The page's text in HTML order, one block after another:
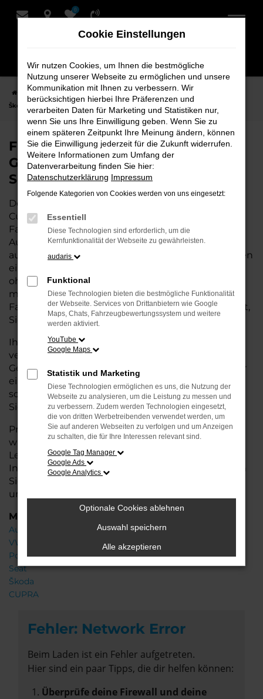
Zum
0
Startseite Cuxhaven Škoda Škoda Octavia
Finden Sie Ihren
Škoda Octavia Gebrauchtwagen für Cuxhaven bei Schmidt + Koch
Finden Sie Ihren Škoda Octavia
Gebrauchtwagen für Cuxhaven bei
Schmidt + Koch
Der Škoda Octavia ist die perfekte Wahl für alle in
Cuxhaven, die ein zuverlässiges und modernes
Fahrzeug suchen.Mit seiner erstklassigen
Ausstattung, der niedrigen Laufleistung und der
ausgezeichneten Pflege ist dieser Gebrauchtwagen
eine kostengünstige Alternative zum Neuwagen,
ohne auf Komfort und Qualität verzichten zu
müssen. Ob im Stadtverkehr oder für längere
Fahrten, der Octavia überzeugt durch Fahrkomfort,
Sicherheit und Wirtschaftlichkeit.
Ihr Škoda Autohaus in Cuxhaven ist Ihr
vertrauenswürdiger Partner, wenn es um
Gebrauchtwagen geht. Wir bieten Ihnen nicht nur
eine große Auswahl an geprüften Fahrzeugen,
sondern auch eine fachkundige Beratung, damit
Sie das für Sie passende Modell finden.
Profitieren Sie von unseren zusätzlichenServices
wie attraktiven Finanzierungsmöglichkeiten,
Leasingangeboten und der bequemen
Inzahlungnahme Ihres alten Fahrzeugs. Besuchen
Sie uns und überzeugen Sie sich von der Qualität
und dem Service, den wir Ihnen bieten!
Marken
Audi
VW
Porsche
Seat
Škoda
CUPRA
Fehler: Network Error
Beim Laden ist ein Fehler aufgetreten.
Hier sind ein paar Tipps, die dir helfen können:
Überprüfe deine Firewall und deine
Cookie Einstellungen
Wir nutzen Cookies, um Ihnen die bestmögliche
Nutzung unserer Webseite zu ermöglichen und unsere
Kommunikation mit Ihnen zu verbessern. Wir
berücksichtigen hierbei Ihre Präferenzen und
verarbeiten Daten für Marketing und Statistiken nur,
wenn Sie uns Ihre Einwilligung geben. Wenn Sie zu
einem späteren Zeitpunkt Ihre Meinung ändern, können
Sie die Einwilligung jederzeit für die Zukunft widerrufen.
Weitere Informationen zum Umfang der
Datenverarbeitung finden Sie hier:
Datenschutzerklärung Impressum
Folgende Kategorien von Cookies werden von uns eingesetzt:
Essentiell
Diese Technologien sind erforderlich, um die
Kernfunktionalität der Webseite zu gewährleisten.
audaris
Funktional
Diese Technologien bieten die bestmögliche Funktionalität
der Webseite. Services von Drittanbietern wie Google
Maps, Chats, Fahrzeugbewertungssystem und weitere
werden aktiviert.
YouTube
Google Maps
Statistik und Marketing
Diese Technologien ermöglichen es uns, die Nutzung der
Webseite zu analysieren, um die Leistung zu messen und
zu verbessern. Zudem werden Technologien eingesetzt,
die von dritten Werbetreibenden verwendet werden, um
Sie auf anderen Webseiten zu verfolgen und um Anzeigen
zu schalten, die für Ihre Interessen relevant sind.
Google Tag Manager
Google Ads
Google Analytics
Optionale Cookies ablehnen
Auswahl speichern
Alle akzeptieren